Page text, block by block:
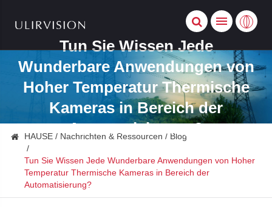
Tun Sie Wissen Jede
Wunderbare Anwendungen von
Hoher Temperatur Thermische
Kameras in Bereich der
Automatisierung?
HAUSE Nachrichten & Ressourcen Blog
Tun Sie Wissen Jede Wunderbare Anwendungen von Hoher
Temperatur Thermische Kameras in Bereich der
Automatisierung?